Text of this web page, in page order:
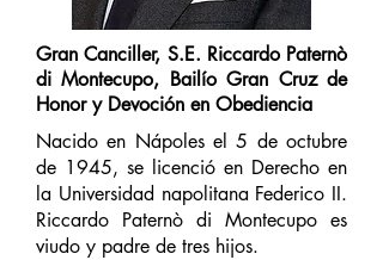
Gran Canciller, S.E. Riccardo Paternò
di Montecupo, Bailío Gran Cruz de
Honor y Devoción en Obediencia
Nacido en Nápoles el 5 de octubre
de 1945, se licenció en Derecho en
la Universidad napolitana Federico II.
Riccardo Paternò di Montecupo es
viudo y padre de tres hijos.